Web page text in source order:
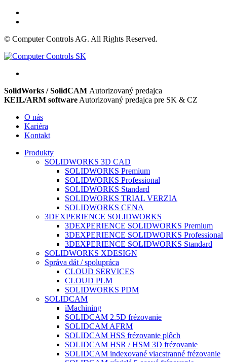
© Computer Controls AG. All Rights Reserved.
SolidWorks / SolidCAM Autorizovaný predajca
KEIL/ARM software Autorizovaný predajca pre SK & CZ
O nás
Kariéra
Kontakt
Produkty
SOLIDWORKS 3D CAD
SOLIDWORKS Premium
SOLIDWORKS Professional
SOLIDWORKS Standard
SOLIDWORKS TRIAL VERZIA
SOLIDWORKS CENA
3DEXPERIENCE SOLIDWORKS
3DEXPERIENCE SOLIDWORKS Premium
3DEXPERIENCE SOLIDWORKS Professional
3DEXPERIENCE SOLIDWORKS Standard
SOLIDWORKS XDESIGN
Správa dát / spolupráca
CLOUD SERVICES
CLOUD PLM
SOLIDWORKS PDM
SOLIDCAM
iMachining
SOLIDCAM 2.5D frézovanie
SOLIDCAM AFRM
SOLIDCAM HSS frézovanie plôch
SOLIDCAM HSR / HSM 3D frézovanie
SOLIDCAM indexované viacstranné frézovanie